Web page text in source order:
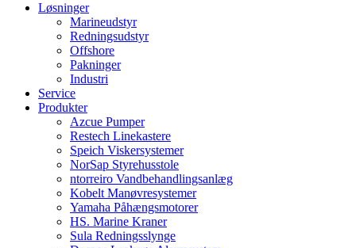
Løsninger
Marineudstyr
Redningsudstyr
Offshore
Pakninger
Industri
Service
Produkter
Azcue Pumper
Restech Linekastere
Speich Viskersystemer
NorSap Styrehusstole
ntorreiro Vandbehandlingsanlæg
Kobelt Manøvresystemer
Yamaha Påhængsmotorer
HS. Marine Kraner
Sula Redningsslynge